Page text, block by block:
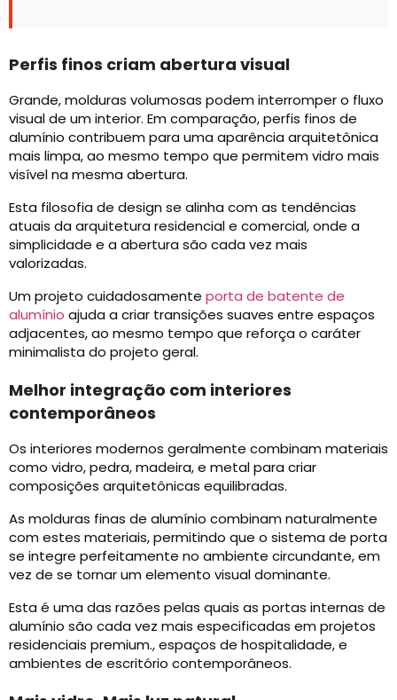
Perfis finos criam abertura visual
Grande, molduras volumosas podem interromper o fluxo
visual de um interior. Em comparação, perfis finos de
alumínio contribuem para uma aparência arquitetônica
mais limpa, ao mesmo tempo que permitem vidro mais
visível na mesma abertura.
Esta filosofia de design se alinha com as tendências
atuais da arquitetura residencial e comercial, onde a
simplicidade e a abertura são cada vez mais
valorizadas.
Um projeto cuidadosamente porta de batente de
alumínio ajuda a criar transições suaves entre espaços
adjacentes, ao mesmo tempo que reforça o caráter
minimalista do projeto geral.
Melhor integração com interiores
contemporâneos
Os interiores modernos geralmente combinam materiais
como vidro, pedra, madeira, e metal para criar
composições arquitetônicas equilibradas.
As molduras finas de alumínio combinam naturalmente
com estes materiais, permitindo que o sistema de porta
se integre perfeitamente no ambiente circundante, em
vez de se tornar um elemento visual dominante.
Esta é uma das razões pelas quais as portas internas de
alumínio são cada vez mais especificadas em projetos
residenciais premium., espaços de hospitalidade, e
ambientes de escritório contemporâneos.